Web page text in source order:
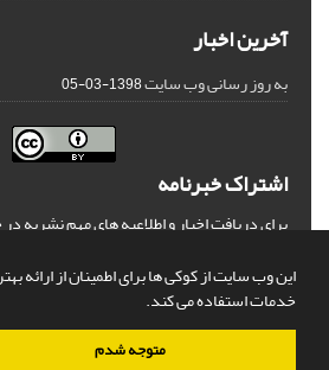
این وب سایت از کوکی ها برای اطمینان از ارائه
خدمات استفاده می کند.
متوجه شدم
آخرین اخبار
به روز رسانی وب سایت1398-03-05
اشتراک خبرنامه
برای دریافت اخبار و اطلاعیه های مهم نشریه